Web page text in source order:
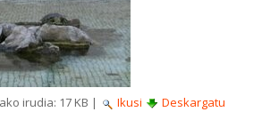
irudia: 17 KB | Ikusi Deskargatu